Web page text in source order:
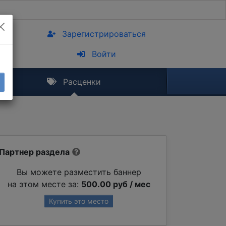
Зарегистрироваться
Войти
Расценки
Партнер раздела
Вы можете разместить баннер
на этом месте за: 500.00 руб / мес
Купить это место